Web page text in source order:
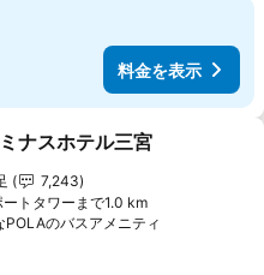
料金を表示
に入りに追加
ナスホテル三宮
ランク
7,243
ートタワーまで1.0 km
POLAのバスアメニティ